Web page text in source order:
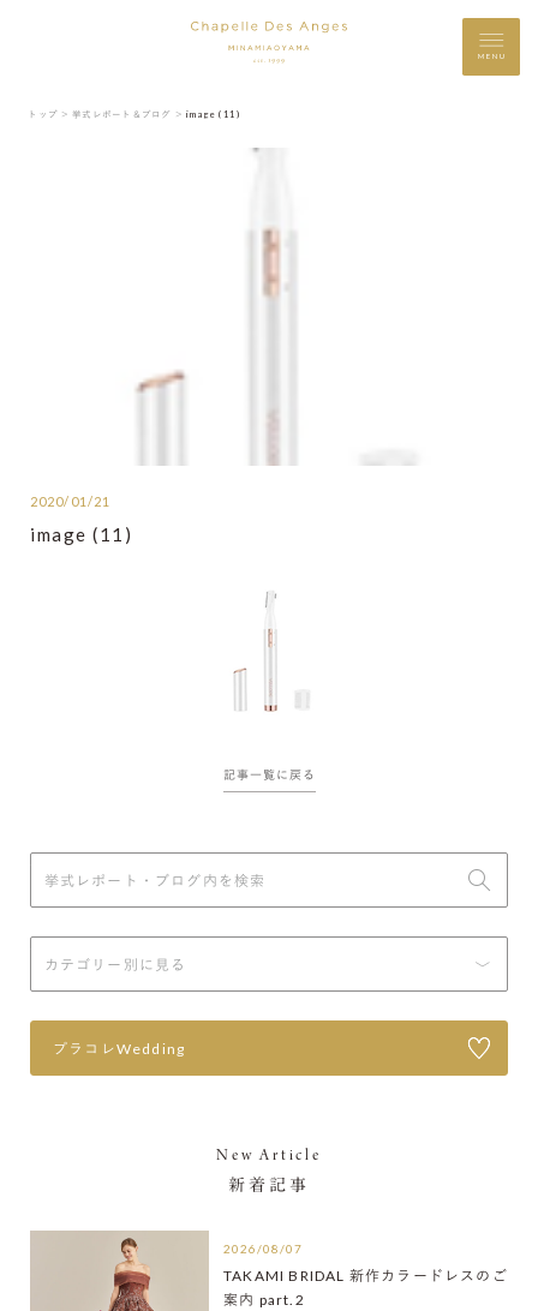
MENU
トップ ＞ 挙式レポート＆ブログ ＞ image (11)
2020/01/21
image (11)
記事一覧に戻る
プラコレWedding
New Article
新着記事
2026/08/07
TAKAMI BRIDAL 新作カラードレスのご
案内 part.2